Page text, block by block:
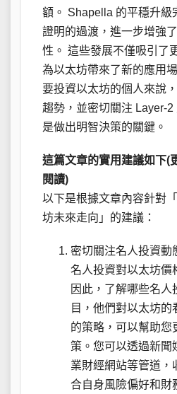
額。 Shapella 的平穩升級
證明的過渡，進一步增強
性。 這些發展不僅吸引了
為以太坊帶來了新的應用
要投資以太坊的個人來說
趨勢，並密切關注 Layer-2
是做出明智決策的關鍵。
這篇文章的實用建議如下(
閱讀)
以下是根據文章內容針對
坊未來走向」的建議：
密切關注名人投資動
名人投資對以太坊價
因此，了解哪些名人
目，他們對以太坊的
的策略，可以幫助您
策。您可以透過新聞
業財經網站等管道，
合自身風險偏好和財